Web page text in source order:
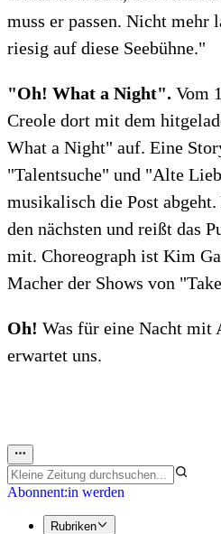
muss er passen. Nicht mehr
riesig auf diese Seebühne."
"Oh! What a Night". Vom
Creole dort mit dem
What a Night" auf. Eine
"Talentsuche" und "Alte
musikalisch die Post
den nächsten und reißt das
mit. Choreograph ist Kim
Macher der Shows von
Oh! Was für eine Nacht mit
erwartet uns.
Abonnent:in werden
Rubriken